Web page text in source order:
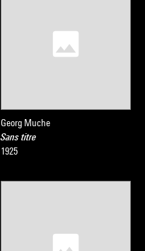
Georg Muche
Sans titre
1925